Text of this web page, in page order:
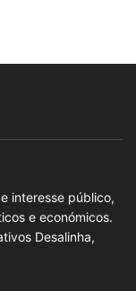
interesse público,
e económicos.
Desalinha,